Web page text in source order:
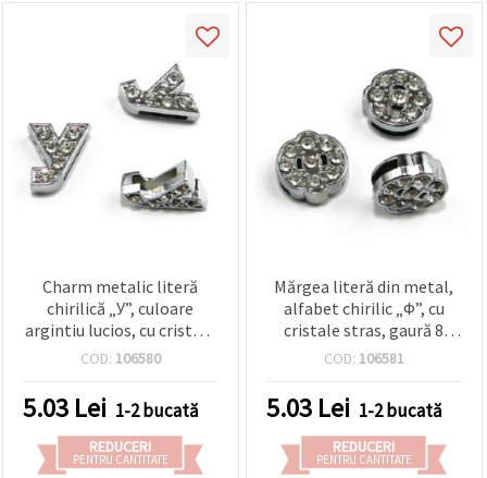
Charm metalic literă
chirilică „У”, culoare
argintiu lucios, cu cristale
sclipitoare, gaură 8 mm –
bijuterii handmade
COD: 106580
5.03 Lei 1-2 bucată
REDUCERI
PENTRU CANTITATE
Mărgea literă din metal,
alfabet chirilic „Ф”, cu
cristale stras, gaură 8
mm, culoare argintie
COD: 106581
5.03 Lei 1-2 bucată
REDUCERI
PENTRU CANTITATE